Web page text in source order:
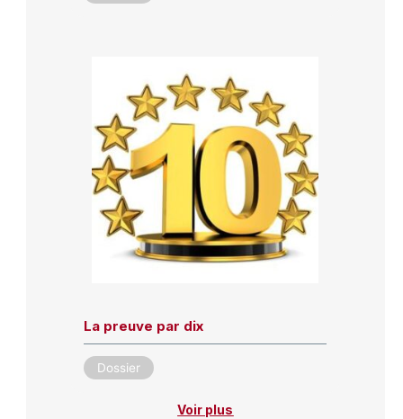
La preuve par dix
Dossier
Voir plus